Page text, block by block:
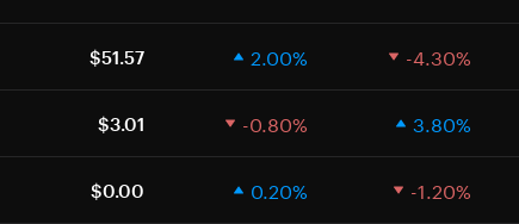
$51.57 2.00% -4.30%
$3.01 -0.80% 3.80%
$0.00 0.20% -1.20%